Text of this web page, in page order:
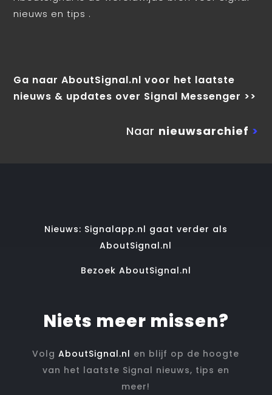
nieuws en tips .
Ga naar AboutSignal.nl voor het laatste
nieuws & updates over Signal Messenger >>
Naar nieuwsarchief >
Nieuws: Signalapp.nl gaat verder als
AboutSignal.nl
Bezoek AboutSignal.nl
Niets meer missen?
VolgAboutSignal.nl en blijf op de hoogte
van het laatste Signal nieuws, tips en
meer!